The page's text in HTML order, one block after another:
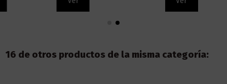
16 de otros productos de la misma categoría: